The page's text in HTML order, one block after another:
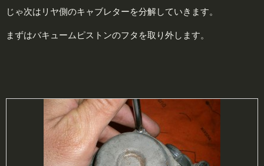
じゃ次はリヤ側のキャブレターを分解していきます。
まずはバキュームピストンのフタを取り外します。